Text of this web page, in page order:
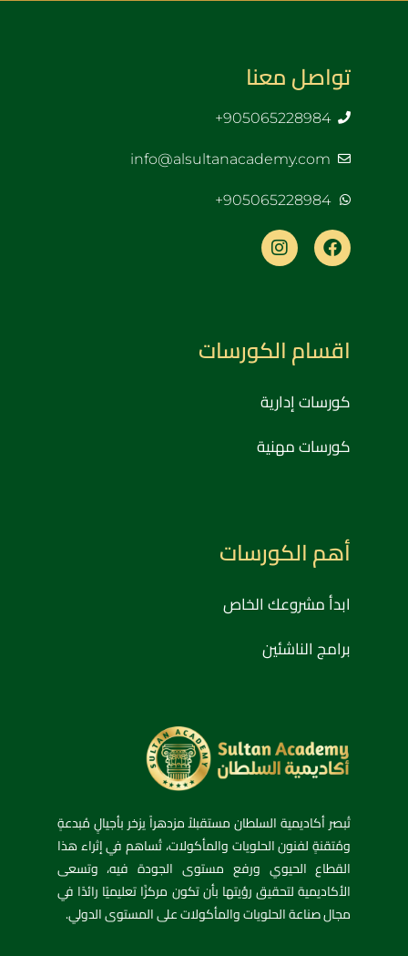
تواصل معنا
905065228984+
info@alsultanacademy.com
905065228984+
اقسام الكورسات
كورسات إدارية
كورسات مهنية
أهم الكورسات
ابدأ مشروعك الخاص
برامج الناشئين
تُبصر أكاديمية السلطان مستقبلاً مزدهراً يزخر بأجيالٍ مُبدعةٍ
ومُتقنةٍ لفنون الحلويات والمأكولات، تُساهم في إثراء هذا
القطاع الحيوي ورفع مستوى الجودة فيه، وتسعى
الأكاديمية لتحقيق رؤيتها بأن تكون مركزًا تعليميًا رائدًا في
مجال صناعة الحلويات والمأكولات على المستوى الدولي.